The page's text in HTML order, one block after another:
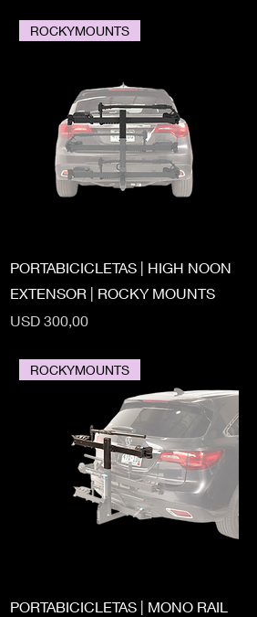
ROCKYMOUNTS
PORTABICICLETAS | HIGH NOON
EXTENSOR | ROCKY MOUNTS
Precio
USD 300,00
ROCKYMOUNTS
PORTABICICLETAS | MONO RAIL